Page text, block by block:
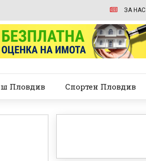
ЗА НАС
Пловдив Спортен Пловдив